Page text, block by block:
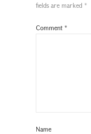
fields are marked *
Comment *
Name